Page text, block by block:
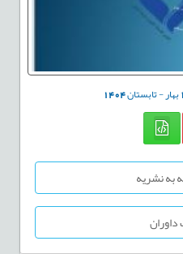
بهار - تابستان1404
به نشریه